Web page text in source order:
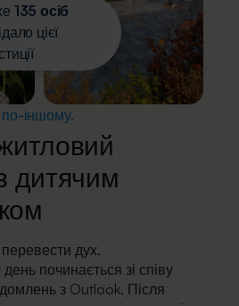
135 осіб
цієї
по-іншому.
дитячим
дух.
починається зі співу
з Outlook. Після